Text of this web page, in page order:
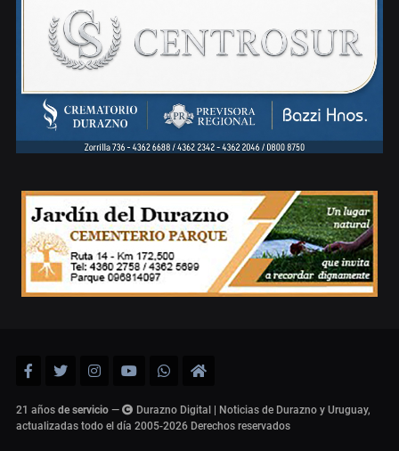
21 años de servicio —
Durazno Digital | Noticias de Durazno y Uruguay,
actualizadas todo el día 2005-2026 Derechos reservados